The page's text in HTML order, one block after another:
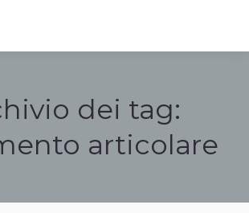
dei tag:
articolare